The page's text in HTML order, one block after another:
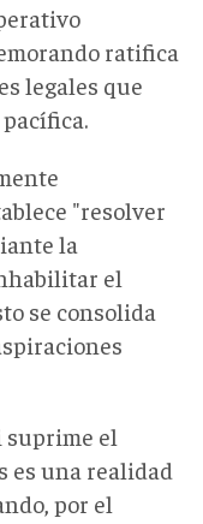
ratifica
legales que
"resolver
la
el
se consolida
suprime el
es una realidad
por el